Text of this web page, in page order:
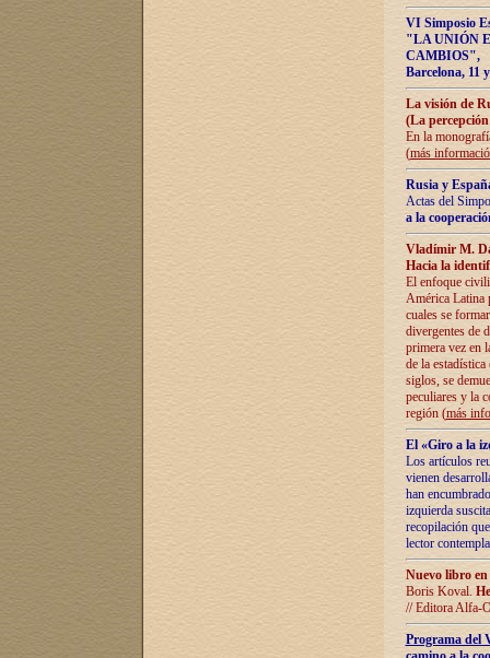
VI Simposio
"LA UNIÓN
CAMBIOS",
Barcelona, 11
La visión de
(La
En la
(más
Rusia y
Actas del
a la
Vladímir M.
Hacia la
El enfoque
América Latina
cuales se
divergentes de
primera vez en
de la
siglos, se
peculiares y la
región (más
El «Giro a la
Los artículos
vienen
han
izquierda
recopilación
lector
Nuevo libro
Boris Koval.
// Editora Alfa-
Programa del